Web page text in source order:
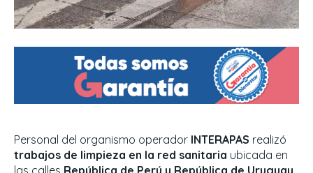
Personal del organismo operador INTERAPAS realizó
trabajos de limpieza en la red sanitaria ubicada en